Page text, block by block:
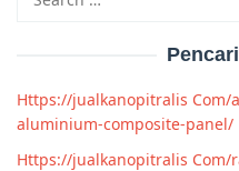
for:
Https://jualkanopitralis
aluminium-composite-panel/
Https://jualkanopitralis